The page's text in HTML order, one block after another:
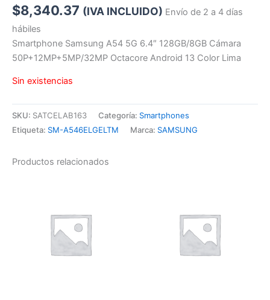
$8,340.37 (IVA INCLUIDO) Envío de 2 a 4 días
hábiles
Smartphone Samsung A54 5G 6.4″ 128GB/8GB Cámara
50P+12MP+5MP/32MP Octacore Android 13 Color Lima
Sin existencias
SKU: SATCELAB163 Categoría: Smartphones
Etiqueta: SM-A546ELGELTM Marca: SAMSUNG
Productos relacionados